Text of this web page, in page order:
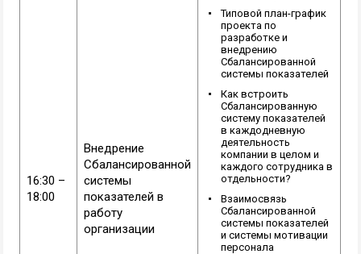
16:30 –
18:00
Внедрение
Сбалансированной
системы
показателей в
работу
организации
Типовой план-график
проекта по
разработке и
внедрению
Сбалансированной
системы показателей
Как встроить
Сбалансированную
систему показателей
в каждодневную
деятельность
компании в целом и
каждого сотрудника в
отдельности?
Взаимосвязь
Сбалансированной
системы показателей
и системы мотивации
персонала